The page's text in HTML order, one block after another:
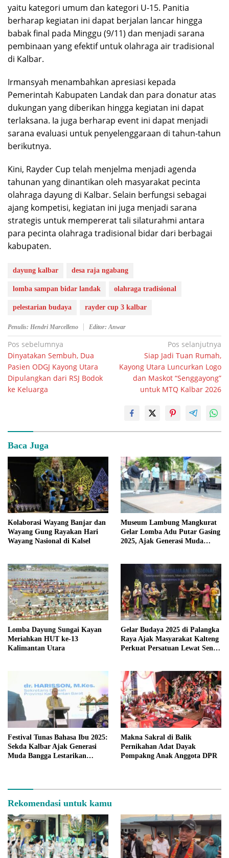
yaitu kategori umum dan kategori U-15. Panitia
berharap kegiatan ini dapat berjalan lancar hingga
babak final pada Minggu (9/11) dan menjadi sarana
pembinaan yang efektif untuk olahraga air tradisional
di Kalbar.
Irmansyah menambahkan apresiasi kepada
Pemerintah Kabupaten Landak dan para donatur atas
dukungan yang diberikan hingga kegiatan ini dapat
terlaksana. Ia juga berharap event ini dapat menjadi
sarana evaluasi untuk penyelenggaraan di tahun-tahun
berikutnya.
Kini, Rayder Cup telah menjelma menjadi agenda
tahunan yang dinantikan oleh masyarakat pecinta
olahraga dayung di Kalbar. Selain berfungsi sebagai
ajang kompetisi, kegiatan ini juga menjadi sarana
strategis untuk mempererat tali silaturahmi antara
para pecinta olahraga tradisional bidar dari berbagai
kabupaten.
dayung kalbar desa raja ngabang
lomba sampan bidar landak olahraga tradisional
pelestarian budaya rayder cup 3 kalbar
Penulis: Hendri Marcelleno Editor: Anwar
Navigasi
pos
Pos sebelumnya
Dinyatakan Sembuh, Dua
Pasien ODGJ Kayong Utara
Dipulangkan dari RSJ Bodok
ke Keluarga
Pos selanjutnya
Siap Jadi Tuan Rumah,
Kayong Utara Luncurkan Logo
dan Maskot “Senggayong”
untuk MTQ Kalbar 2026
Baca Juga
Kolaborasi Wayang Banjar dan
Wayang Gung Rayakan Hari
Wayang Nasional di Kalsel
Museum Lambung Mangkurat
Gelar Lomba Adu Putar Gasing
2025, Ajak Generasi Muda
Lomba Dayung Sungai Kayan
Meriahkan HUT ke-13
Kalimantan Utara
Gelar Budaya 2025 di Palangka
Raya Ajak Masyarakat Kalteng
Perkuat Persatuan Lewat Seni
Festival Tunas Bahasa Ibu 2025:
Sekda Kalbar Ajak Generasi
Muda Bangga Lestarikan
Makna Sakral di Balik
Pernikahan Adat Dayak
Pompakng Anak Anggota DPR
Rekomendasi untuk kamu